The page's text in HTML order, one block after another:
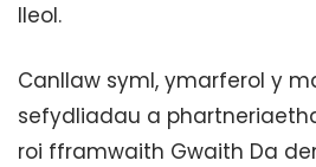
lleol.
Canllaw syml, ymarferol y
sefydliadau a
roi fframwaith Gwaith Da